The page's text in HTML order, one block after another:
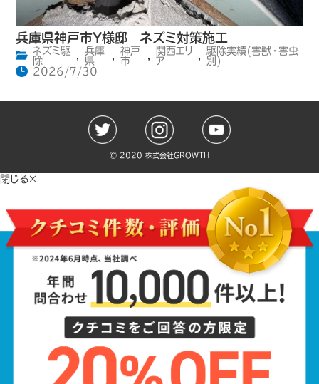
兵庫県神戸市Y様邸 ネズミ対策施工
ネズミ駆
除
兵庫
県
神戸
市
関西エリ
ア
駆除実績(害獣・害虫
別)
2026/7/30
©️ 2020 株式会社GROWTH
閉じる×